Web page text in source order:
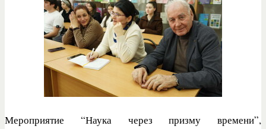
Мероприятие “Наука через призму времени”,